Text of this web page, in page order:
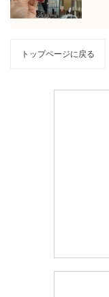
トップページに戻る